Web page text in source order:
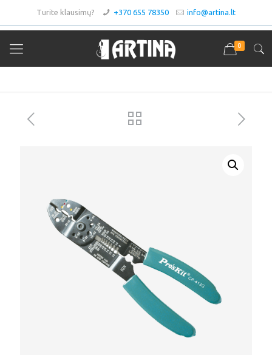
Turite klausimų? +370 655 78350 info@artina.lt
0
Asortimentas